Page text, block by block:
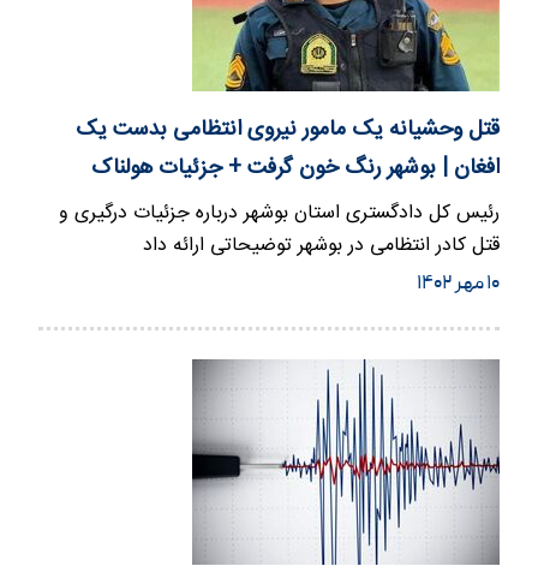
قتل وحشیانه یک مامور نیروی انتظامی بدست یک
افغان | بوشهر رنگ خون گرفت + جزئیات هولناک
رئیس کل دادگستری استان بوشهر درباره جزئیات درگیری و
قتل کادر انتظامی در بوشهر توضیحاتی ارائه داد
۱۰ مهر ۱۴۰۲